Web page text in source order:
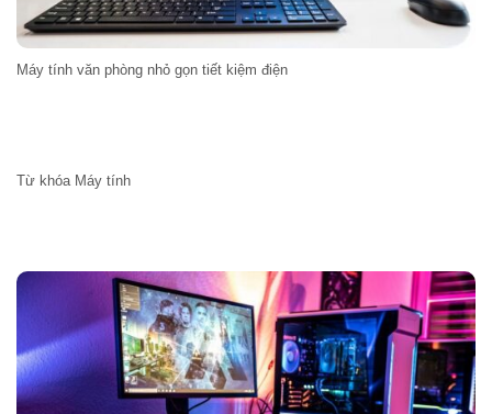
Máy tính văn phòng nhỏ gọn tiết kiệm điện
Từ khóa Máy tính